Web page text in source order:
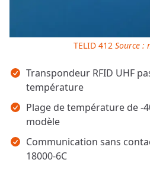
Points clés
Transpondeur RFID UHF
température
Plage de température de -
modèle
Communication sans
18000-6C
TELID 412 Source :